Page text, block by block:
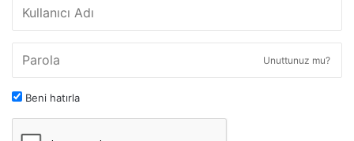
Unuttunuz mu?
Beni hatırla